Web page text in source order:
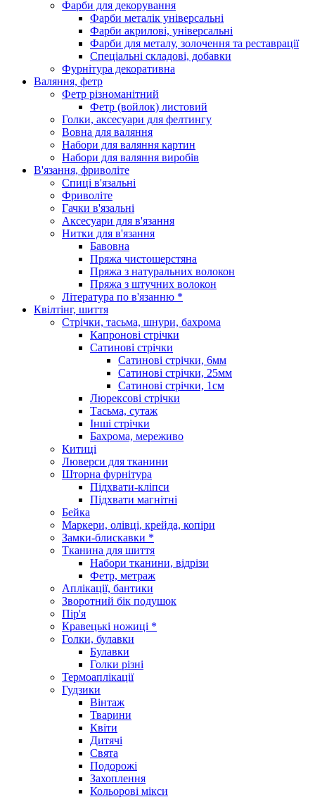
Фарби для декорування
Фарби металік універсальні
Фарби акрилові, універсальні
Фарби для металу, золочення та реставрації
Спеціальні складові, добавки
Фурнітура декоративна
Валяння, фетр
Фетр різноманітний
Фетр (войлок) листовий
Голки, аксесуари для фелтингу
Вовна для валяння
Набори для валяння картин
Набори для валяння виробів
В'язання, фриволіте
Спиці в'язальні
Фриволіте
Гачки в'язальні
Аксесуари для в'язання
Нитки для в'язання
Бавовна
Пряжа чистошерстяна
Пряжа з натуральних волокон
Пряжа з штучних волокон
Література по в'язанню *
Квілтінг, шиття
Стрічки, тасьма, шнури, бахрома
Капронові стрічки
Сатинові стрічки
Сатинові стрічки, 6мм
Сатинові стрічки, 25мм
Сатинові стрічки, 1см
Люрексові стрічки
Тасьма, сутаж
Інші стрічки
Бахрома, мереживо
Китиці
Люверси для тканини
Шторна фурнітура
Підхвати-кліпси
Підхвати магнітні
Бейка
Маркери, олівці, крейда, копіри
Замки-блискавки *
Тканина для шиття
Набори тканини, відрізи
Фетр, метраж
Аплікації, бантики
Зворотний бік подушок
Пір'я
Кравецькі ножиці *
Голки, булавки
Булавки
Голки різні
Термоаплікації
Гудзики
Вінтаж
Тварини
Квіти
Дитячі
Свята
Подорожі
Захоплення
Кольорові мікси